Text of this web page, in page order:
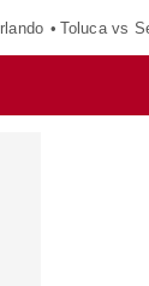
Toluca vs